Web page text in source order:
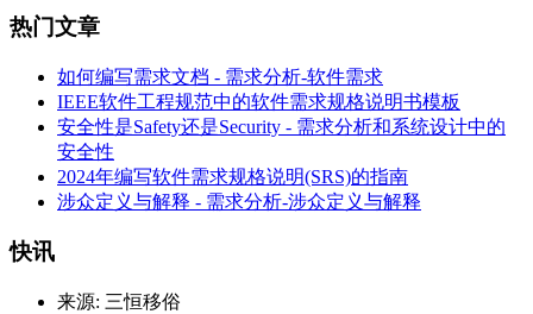
热门文章
如何编写需求文档 - 需求分析-软件需求
IEEE软件工程规范中的软件需求规格说明书模板
安全性是Safety还是Security - 需求分析和系统设计中的
安全性
2024年编写软件需求规格说明(SRS)的指南
涉众定义与解释 - 需求分析-涉众定义与解释
快讯
来源: 三恒移俗